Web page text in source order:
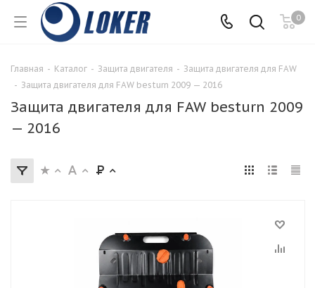
0
Главная - Каталог - Защита двигателя - Защита двигателя для FAW
- Защита двигателя для FAW besturn 2009 — 2016
Защита двигателя для FAW besturn 2009
— 2016